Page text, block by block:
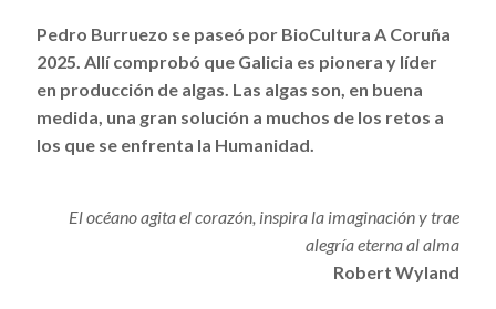
Pedro Burruezo se paseó por BioCultura A Coruña
2025. Allí comprobó que Galicia es pionera y líder
en producción de algas. Las algas son, en buena
medida, una gran solución a muchos de los retos a
los que se enfrenta la Humanidad.
El océano agita el corazón, inspira la imaginación y trae
alegría eterna al alma
Robert Wyland